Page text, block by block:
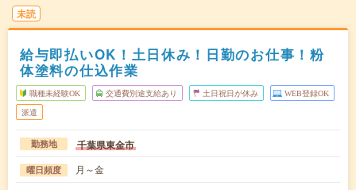
未読
給与即払いOK！土日休み！日勤のお仕事！粉
体塗料の仕込作業
職種未経験OK 交通費別途支給あり 土日祝日が休み WEB登録OK
派遣
勤務地 千葉県東金市
曜日頻度 月～金